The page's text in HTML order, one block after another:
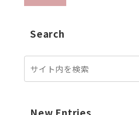
Search
New Entries